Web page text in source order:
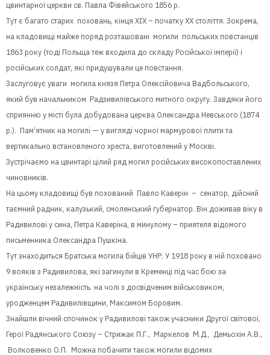
цвинтарної церкви св. Павла Фівейського 1856 р.
Тут є багато старих поховань, кінця XІX – початку XX століття. Зокрема,
на кладовищі майже поряд розташовані могили польських повстанців
1863 року (тоді Польща теж входила до складу Російської імперії) і
російських солдат, які придушували це повстання.
Заслуговує уваги могила князя Петра Олексійовича Вадбольського,
який був начальником Радзивилівського митного округу. Завдяки його
сприянню у місті була добудована церква Олександра Невського (1874
р.). Пам’ятник на могилі — у вигляді чорної мармурової плити та
вертикально встановленого хреста, виготовлений у Москві.
Зустрічаємо на цвинтарі цілий ряд могил російських високопоставлених
чиновників.
На цьому кладовищі був похований Павло Каверін – сенатор, дійсний
таємний радник, калузький, смоленський губернатор. Він доживав віку в
Радивилові у сина, Петра Каверіна, в минулому – приятеля відомого
письменника Олександра Пушкіна.
Тут знаходиться Братська могила бійців УНР. У 1918 року в ній поховано
9 вояків з Радивилова, які загинули в Кременці під час бою за
українську незалежність на чолі з досвідченим військовиком,
уродженцем Радивилівщини, Максимом Боровим.
Знайшли вічний спочинок у Радивилові також учасники Другої світової,
Герої Радянського Союзу – Стрижак П.Г., Маркелов М.Д., Демьохін А.В.,
Волковенко О.П. Можна побачити також могили відомих